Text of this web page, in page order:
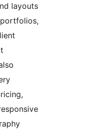
layouts